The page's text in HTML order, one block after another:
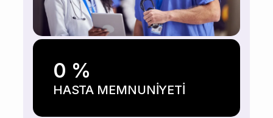
0 %
HASTA MEMNUNİYETİ